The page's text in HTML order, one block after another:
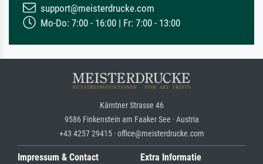
support@meisterdrucke.com
Mo-Do: 7:00 - 16:00 | Fr: 7:00 - 13:00
Kärntner Strasse 46
9586 Finkenstein am Faaker See · Austria
+43 4257 29415 · office@meisterdrucke.com
Impressum & Contact Extra Informatie